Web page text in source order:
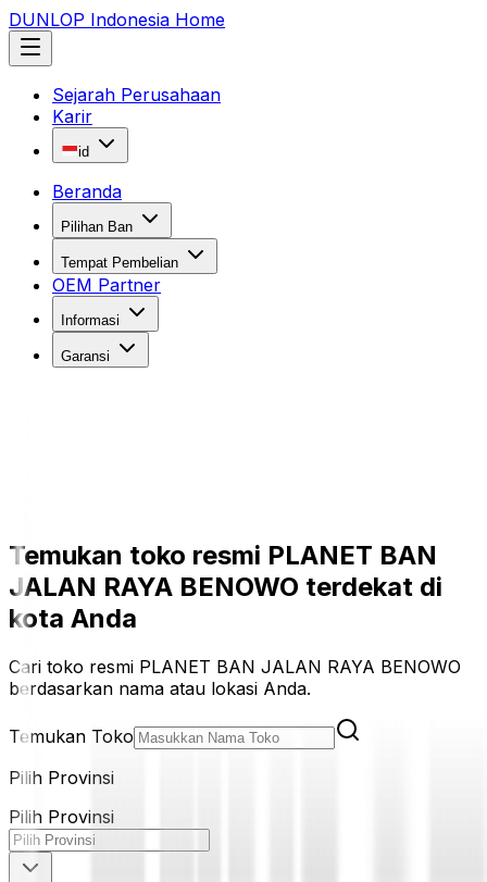
DUNLOP Indonesia Home
Sejarah Perusahaan
Karir
id
Beranda
Pilihan Ban
Tempat Pembelian
OEM Partner
Informasi
Garansi
Temukan toko resmi PLANET BAN
JALAN RAYA BENOWO terdekat di
kota Anda
Cari toko resmi PLANET BAN JALAN RAYA BENOWO
berdasarkan nama atau lokasi Anda.
Temukan Toko
Pilih Provinsi
Pilih Provinsi